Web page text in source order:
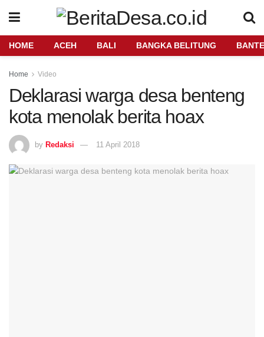
HOME ACEH BALI BANGKA BELITUNG
Home Video
Deklarasi warga desa benteng
kota menolak berita hoax
by Redaksi 11 April 2018